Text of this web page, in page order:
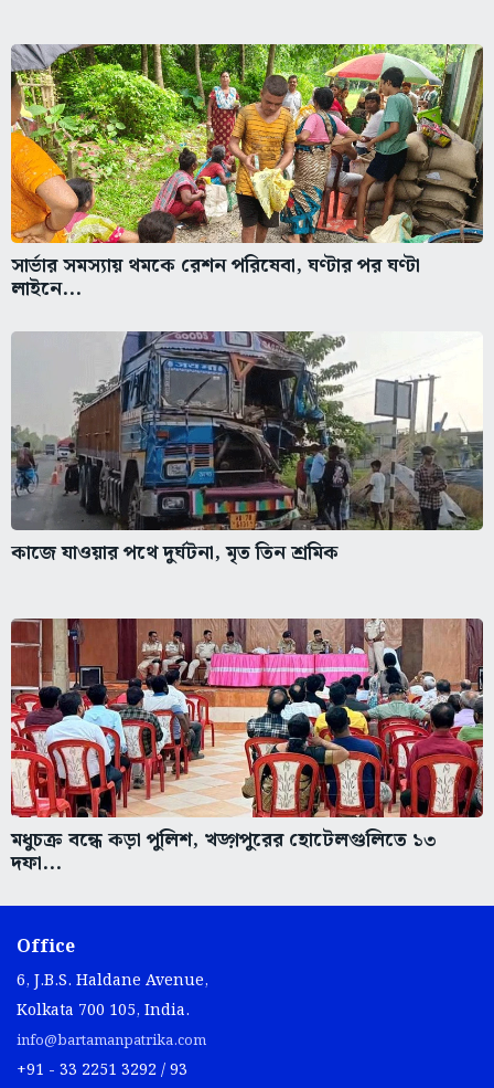
সার্ভার সমস্যায় থমকে রেশন পরিষেবা, ঘণ্টার পর ঘণ্টা
লাইনে...
কাজে যাওয়ার পথে দুর্ঘটনা, মৃত তিন শ্রমিক
মধুচক্র বন্ধে কড়া পুলিশ, খড়্গপুরের হোটেলগুলিতে ১৩
দফা...
Office
6, J.B.S. Haldane Avenue,
Kolkata 700 105, India.
info@bartamanpatrika.com
+91 - 33 2251 3292 / 93